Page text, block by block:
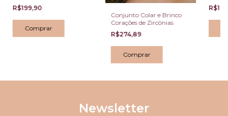
Barroca Dourado
R$199,90
Conjunto Colar e Brinco
Corações de Zircônias
R$274,89
Newsletter